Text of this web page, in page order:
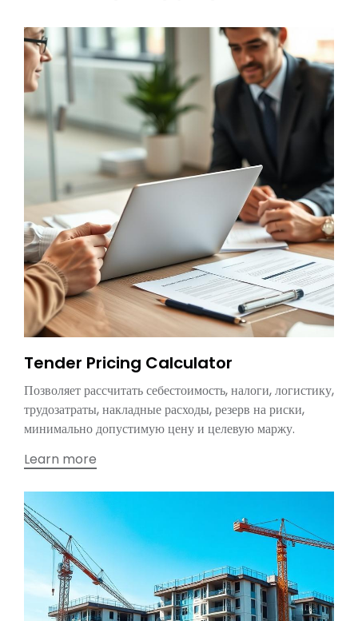
Tender Pricing Calculator
Позволяет рассчитать себестоимость, налоги, логистику,
трудозатраты, накладные расходы, резерв на риски,
минимально допустимую цену и целевую маржу.
Learn more